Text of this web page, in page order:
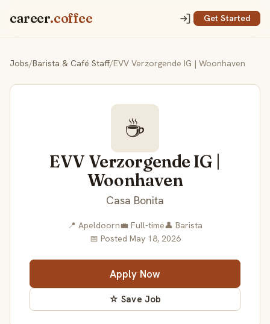
career.coffee Get Started
Jobs/Barista & Café Staff/EVV Verzorgende IG | Woonhaven
☕
EVV Verzorgende IG |
Woonhaven
Casa Bonita
📍 Apeldoorn💼 Full-time👤 Barista
📅 Posted May 18, 2026
Apply Now
☆ Save Job